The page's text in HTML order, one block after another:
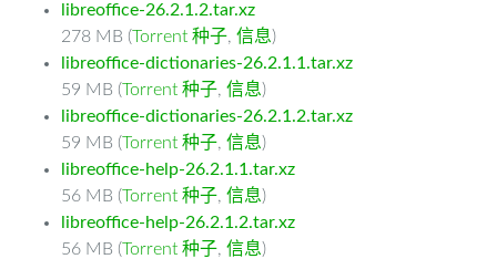
libreoffice-26.2.1.2.tar.xz
278 MB (Torrent 种子, 信息)
libreoffice-dictionaries-26.2.1.1.tar.xz
59 MB (Torrent 种子, 信息)
libreoffice-dictionaries-26.2.1.2.tar.xz
59 MB (Torrent 种子, 信息)
libreoffice-help-26.2.1.1.tar.xz
56 MB (Torrent 种子, 信息)
libreoffice-help-26.2.1.2.tar.xz
56 MB (Torrent 种子, 信息)